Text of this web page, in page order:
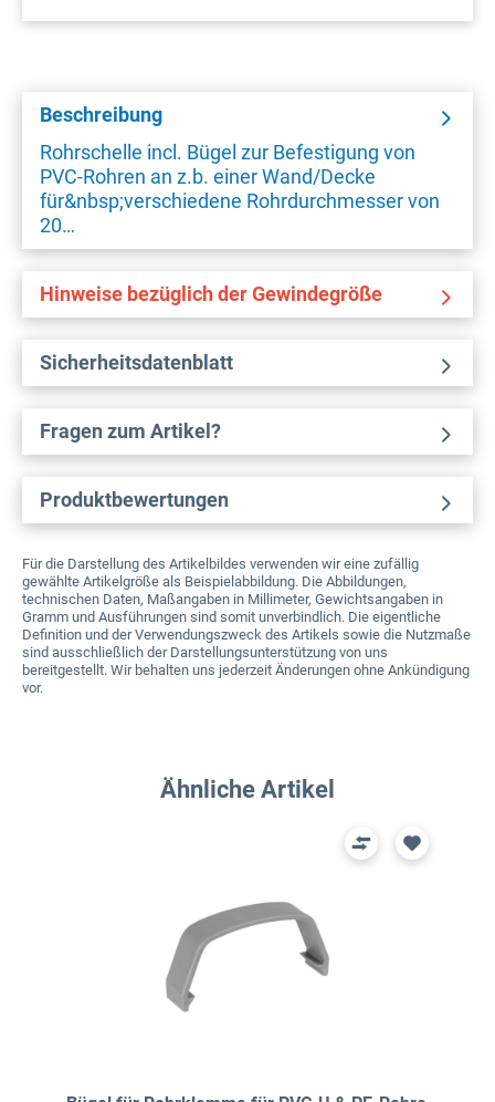
Beschreibung
Rohrschelle incl. Bügel zur Befestigung von
PVC-Rohren an z.b. einer Wand/Decke
für&nbsp;verschiedene Rohrdurchmesser von
20…
Hinweise bezüglich der Gewindegröße
Sicherheitsdatenblatt
Fragen zum Artikel?
Produktbewertungen
Für die Darstellung des Artikelbildes verwenden wir eine zufällig
gewählte Artikelgröße als Beispielabbildung. Die Abbildungen,
technischen Daten, Maßangaben in Millimeter, Gewichtsangaben in
Gramm und Ausführungen sind somit unverbindlich. Die eigentliche
Definition und der Verwendungszweck des Artikels sowie die Nutzmaße
sind ausschließlich der Darstellungsunterstützung von uns
bereitgestellt. Wir behalten uns jederzeit Änderungen ohne Ankündigung
vor.
Produktgalerie überspringen
Ähnliche Artikel